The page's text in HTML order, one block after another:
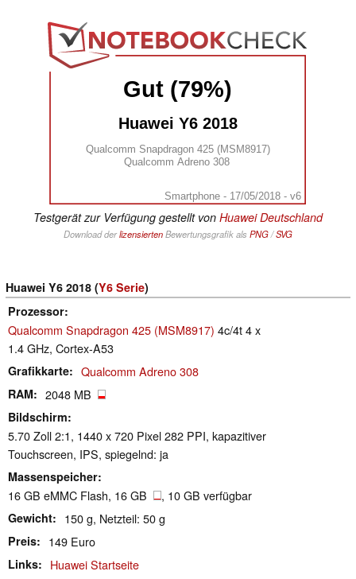
Gut (79%)
Huawei Y6 2018
Qualcomm Snapdragon 425 (MSM8917)
Qualcomm Adreno 308
Smartphone - 17/05/2018 - v6
Testgerät zur Verfügung gestellt von Huawei Deutschland
Download derlizensiertenBewertungsgrafik als PNG/SVG
Huawei Y6 2018 (Y6 Serie)
Prozessor
Qualcomm Snapdragon 425 (MSM8917) 4c/4t 4 x
1.4 GHz, Cortex-A53
Grafikkarte Qualcomm Adreno 308
RAM 2048 MB
Bildschirm
5.70 Zoll 2:1, 1440 x 720 Pixel 282 PPI, kapazitiver
Touchscreen, IPS, spiegelnd: ja
Massenspeicher
16 GB eMMC Flash, 16 GB , 10 GB verfügbar
Gewicht 150 g, Netzteil: 50 g
Preis 149 Euro
Links Huawei Startseite